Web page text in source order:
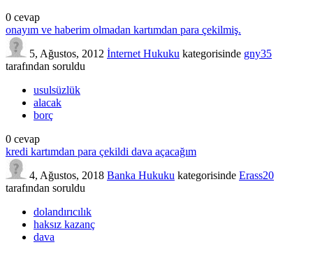
0 cevap
onayım ve haberim olmadan kartımdan para çekilmiş.
5, Ağustos, 2012 İnternet Hukuku kategorisinde gny35
tarafından soruldu
usulsüzlük
alacak
borç
0 cevap
kredi kartımdan para çekildi dava açacağım
4, Ağustos, 2018 Banka Hukuku kategorisinde Erass20
tarafından soruldu
dolandırıcılık
haksız kazanç
dava